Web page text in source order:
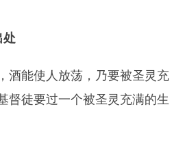
处
酒能使人放荡，乃要被圣灵充
督徒要过一个被圣灵充满的生